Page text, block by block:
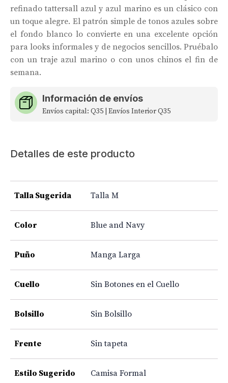
refinado tattersall azul y azul marino es un clásico con
un toque alegre. El patrón simple de tonos azules sobre
el fondo blanco lo convierte en una excelente opción
para looks informales y de negocios sencillos. Pruébalo
con un traje azul marino o con unos chinos el fin de
semana.
Información de envíos
Envíos capital: Q35 | Envíos Interior Q35
Detalles de este producto
Talla Sugerida Talla M
Color Blue and Navy
Puño Manga Larga
Cuello Sin Botones en el Cuello
Bolsillo Sin Bolsillo
Frente Sin tapeta
Estilo Sugerido Camisa Formal